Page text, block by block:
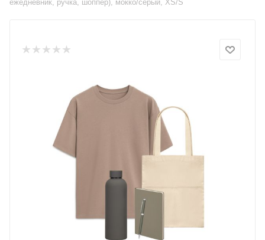
ежедневник, ручка, шоппер), мокко/серый, XS/S